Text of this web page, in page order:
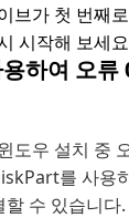
브가 첫 번째
시작해 보세
하여 오류
도우 설치 중
를 사용
수 있습니다.